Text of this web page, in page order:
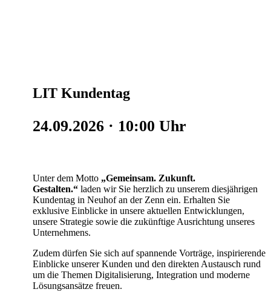
LIT Kundentag
24.09.2026 · 10:00 Uhr
Unter dem Motto „Gemeinsam. Zukunft.
Gestalten.“laden wir Sie herzlich zu unserem diesjährigen
Kundentag in Neuhof an der Zenn ein. Erhalten Sie
exklusive Einblicke in unsere aktuellen Entwicklungen,
unsere Strategie sowie die zukünftige Ausrichtung unseres
Unternehmens.
Zudem dürfen Sie sich auf spannende Vorträge, inspirierende
Einblicke unserer Kunden und den direkten Austausch rund
um die Themen Digitalisierung, Integration und moderne
Lösungsansätze freuen.